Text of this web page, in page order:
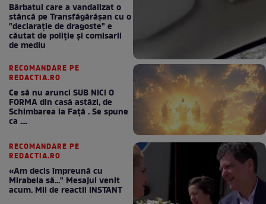
Bărbatul care a vandalizat o
stâncă pe Transfăgărășan cu o
"declaraţie de dragoste" e
căutat de poliție și comisarii
de mediu
RECOMANDARE PE
REDACTIA.RO
Ce să nu arunci SUB NICI O
FORMA din casă astăzi, de
Schimbarea la Față . Se spune
ca ....
RECOMANDARE PE
REDACTIA.RO
«Am decis împreună cu
Mirabela să..." Mesajul venit
acum. Mii de reactii INSTANT